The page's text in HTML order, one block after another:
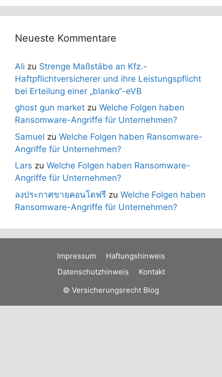
Neueste Kommentare
Ali zu Strenge Maßstäbe an Kfz.-
Haftpflichtversicherer und ihre Leistungspflicht
bei Erteilung einer „blanko“-eVB
ghost gun market zu Welche Folgen haben
Ransomware-Angriffe für Unternehmen?
Samuel zu Welche Folgen haben Ransomware-
Angriffe für Unternehmen?
Lars zu Welche Folgen haben Ransomware-
Angriffe für Unternehmen?
ลงประกาศขายคอนโดฟรี zu Welche Folgen haben
Ransomware-Angriffe für Unternehmen?
Impressum
Haftungshinweis
Datenschutzhinweis
Kontakt
© Versicherungsrecht Blog